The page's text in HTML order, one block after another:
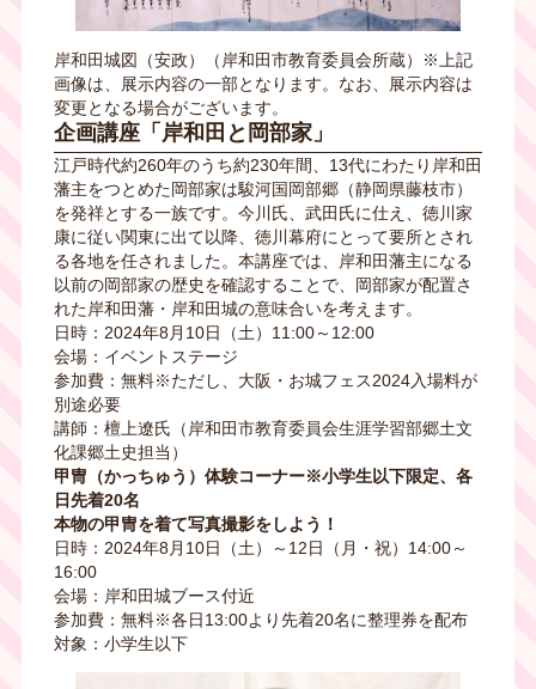
岸和田城図（安政）（岸和田市教育委員会所蔵）※上記
画像は、展示内容の一部となります。なお、展示内容は
変更となる場合がございます。
企画講座「岸和田と岡部家」
江戸時代約260年のうち約230年間、13代にわたり岸和田
藩主をつとめた岡部家は駿河国岡部郷（静岡県藤枝市）
を発祥とする一族です。今川氏、武田氏に仕え、徳川家
康に従い関東に出て以降、徳川幕府にとって要所とされ
る各地を任されました。本講座では、岸和田藩主になる
以前の岡部家の歴史を確認することで、岡部家が配置さ
れた岸和田藩・岸和田城の意味合いを考えます。
日時：2024年8月10日（土）11:00～12:00
会場：イベントステージ
参加費：無料※ただし、大阪・お城フェス2024入場料が
別途必要
講師：檀上遼氏（岸和田市教育委員会生涯学習部郷土文
化課郷土史担当）
甲冑（かっちゅう）体験コーナー※小学生以下限定、各
日先着20名
本物の甲冑を着て写真撮影をしよう！
日時：2024年8月10日（土）～12日（月・祝）14:00～
16:00
会場：岸和田城ブース付近
参加費：無料※各日13:00より先着20名に整理券を配布
対象：小学生以下